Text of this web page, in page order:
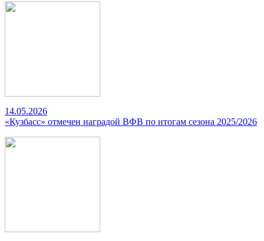
14.05.2026
«Кузбасс» отмечен наградой ВФВ по итогам сезона 2025/2026